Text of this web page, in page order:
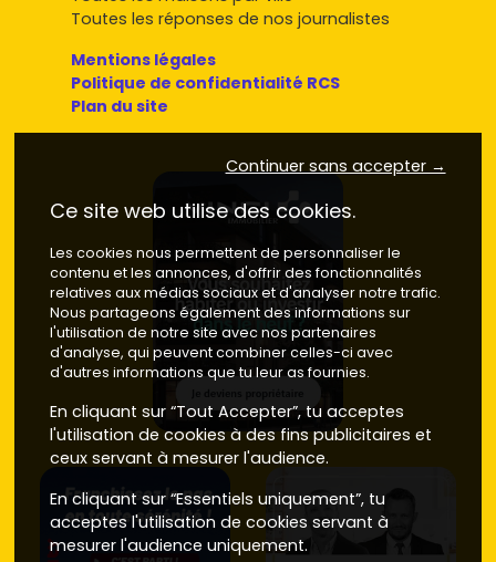
Toutes les réponses de nos journalistes
Mentions légales
Politique de confidentialité RCS
Plan du site
Continuer sans accepter →
Ce site web utilise des cookies.
Les cookies nous permettent de personnaliser le
contenu et les annonces, d'offrir des fonctionnalités
relatives aux médias sociaux et d'analyser notre trafic.
Nous partageons également des informations sur
l'utilisation de notre site avec nos partenaires
d'analyse, qui peuvent combiner celles-ci avec
d'autres informations que tu leur as fournies.
En cliquant sur “Tout Accepter”, tu acceptes
l'utilisation de cookies à des fins publicitaires et
ceux servant à mesurer l'audience.
En cliquant sur “Essentiels uniquement”, tu
acceptes l'utilisation de cookies servant à
mesurer l'audience uniquement.